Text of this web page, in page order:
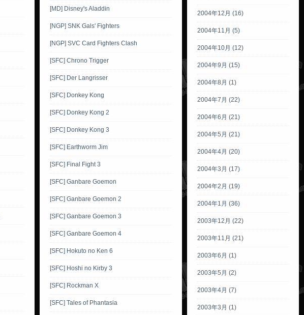
[MD] Disney's Aladdin
[NGP] SNK Gals' Fighters
[NGP] SVC Card Fighters Clash
[SFC] Chrono Trigger
[SFC] Der Langrisser
[SFC] Donkey Kong
[SFC] Donkey Kong 2
[SFC] Donkey Kong 3
[SFC] Earthworm Jim
[SFC] Final Fight 3
[SFC] Ganbare Goemon
[SFC] Ganbare Goemon 2
[SFC] Ganbare Goemon 3
[SFC] Ganbare Goemon 4
[SFC] Hokuto no Ken 6
[SFC] Hoshi no Kirby 3
[SFC] Rockman X
[SFC] Tales of Phantasia
2004年12月 (16)
2004年11月 (5)
2004年10月 (12)
2004年9月 (15)
2004年8月 (1)
2004年7月 (22)
2004年6月 (21)
2004年5月 (21)
2004年4月 (20)
2004年3月 (17)
2004年2月 (19)
2004年1月 (36)
2003年12月 (22)
2003年11月 (21)
2003年6月 (1)
2003年5月 (2)
2003年4月 (7)
2003年3月 (1)